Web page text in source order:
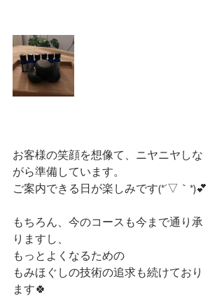
お客様の笑顔を想像て、ニヤニヤしな
がら準備しています。
ご案内できる日が楽しみです(*´▽｀*)💕
もちろん、今のコースも今まで通り承
りますし、
もっとよくなるための
もみほぐしの技術の追求も続けており
ます🍀